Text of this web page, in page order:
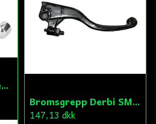
Bromsgrepp Derbi Senda DRD/Aprilia RX/SX
Bromsgrepp Derbi SM/DRD 11-
147,13 dkk